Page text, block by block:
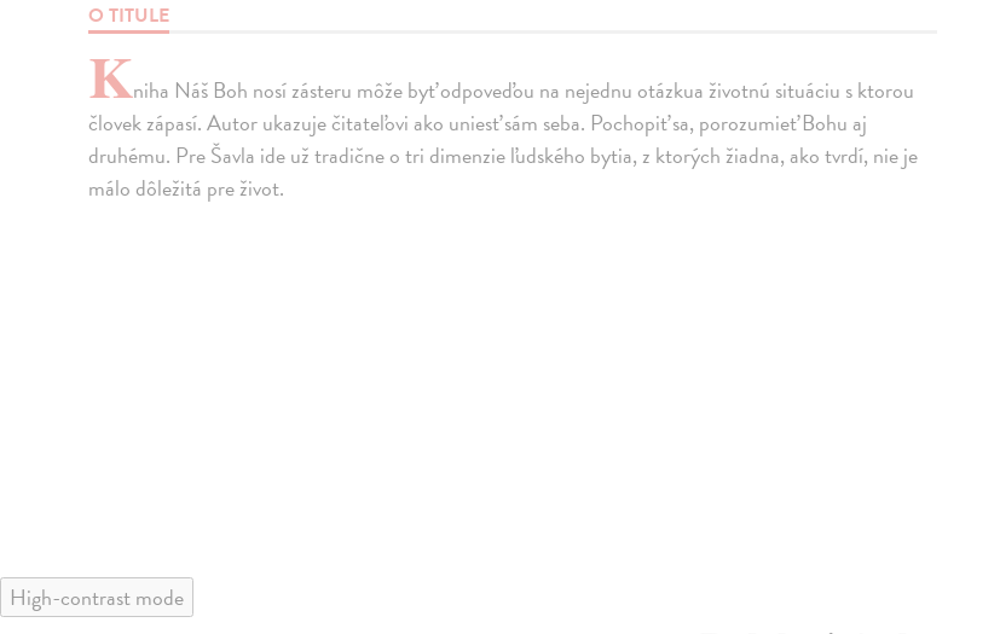
O TITULE
Kniha Náš Boh nosí zásteru môže byť odpoveďou na nejednu otázkua životnú situáciu s ktorou
človek zápasí. Autor ukazuje čitateľovi ako uniesť sám seba. Pochopiť sa, porozumieť Bohu aj
druhému. Pre Šavla ide už tradične o tri dimenzie ľudského bytia, z ktorých žiadna, ako tvrdí, nie je
málo dôležitá pre život.
High-contrast mode